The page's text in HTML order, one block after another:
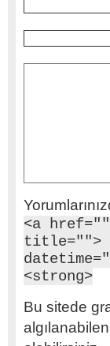
<a
title="">
<strong>
Bu sitede